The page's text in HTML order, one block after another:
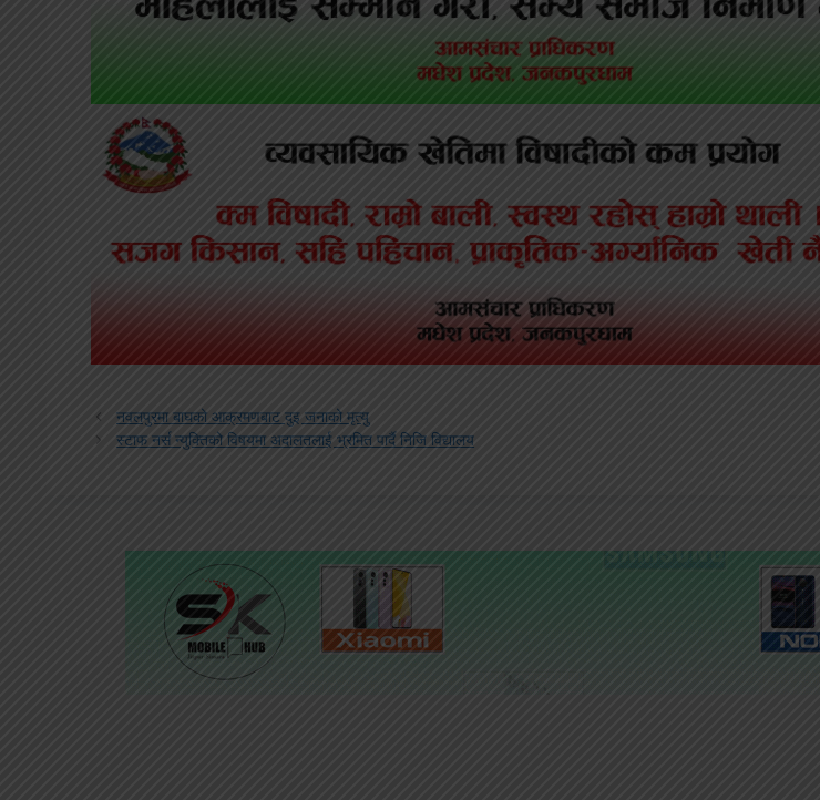
नवलपुरमा बाघको आक्रमणबाट दुइ जनाको मृत्यु
स्टाफ नर्स न्युक्तिको विषयमा अदालतलाई भ्रमित पार्दै निजि विद्यालय